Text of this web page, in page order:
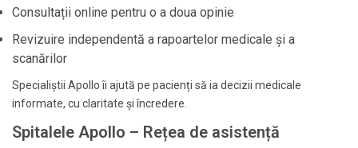
Consultații online pentru o a doua opinie
Revizuire independentă a rapoartelor medicale și a
scanărilor
Specialiștii Apollo îi ajută pe pacienți să ia decizii medicale
informate, cu claritate și încredere.
Spitalele Apollo – Rețea de asistență